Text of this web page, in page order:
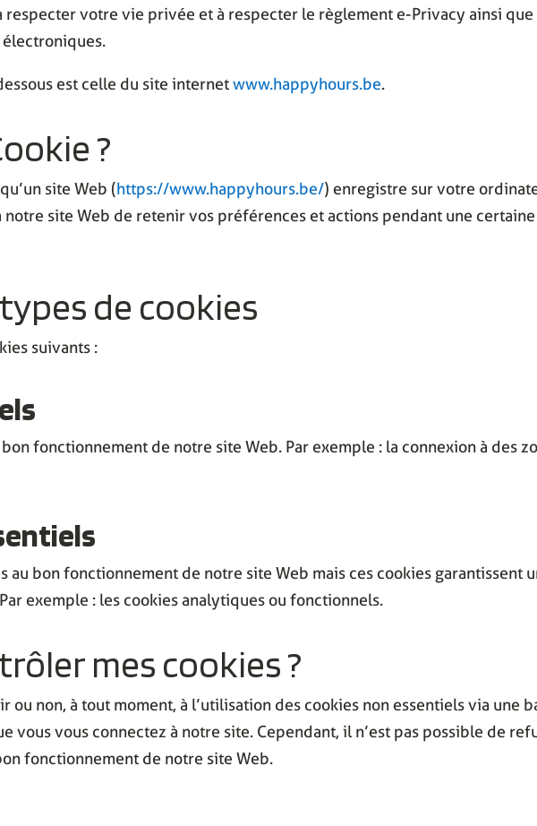
respecter votre vie privée et à respecter le règlement e-Privacy ainsi
est celle du site internetwww.happyhours.be.
?
site Web (https://www.happyhours.be/) enregistre sur votre
site Web de retenir vos préférences et actions pendant une
de cookies
suivants :
fonctionnement de notre site Web. Par exemple : la connexion à des
au bon fonctionnement de notre site Web mais ces cookies garantissent
exemple : les cookies analytiques ou fonctionnels.
mes cookies ?
ou non, à tout moment, à l’utilisation des cookies non essentiels via une
vous vous connectez à notre site. Cependant, il n’est pas possible de
fonctionnement de notre site Web.